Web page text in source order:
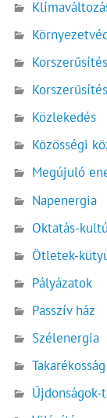
Korszerűsítés
Közlekedés
Közösségi
Megújuló
Napenergia
Oktatás-
Ötletek-
Pályázatok
Passzív ház
Szélenergia